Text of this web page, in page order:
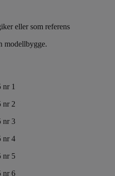
eller som referens
modellbygge.
1
nr 2
nr 3
nr 4
nr 5
nr 6